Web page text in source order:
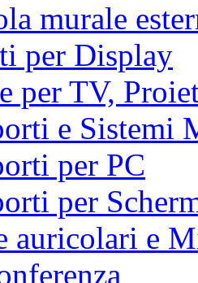
murale
per Display
per TV,
e Sistemi
per PC
per
auricolari e